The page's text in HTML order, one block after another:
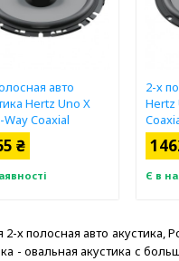
авто
Hertz Uno X
Way Coaxial
₴
2-х
Hertz
Є в
2-х полосная авто
- овальная акустика с